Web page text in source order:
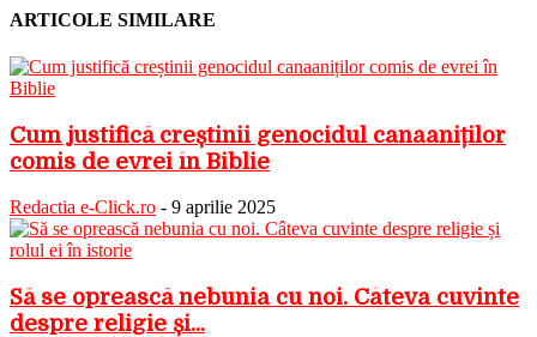
ARTICOLE SIMILARE
Cum justifică creștinii genocidul canaaniților
comis de evrei în Biblie
Redactia e-Click.ro - 9 aprilie 2025
Să se oprească nebunia cu noi. Câteva cuvinte
despre religie și...